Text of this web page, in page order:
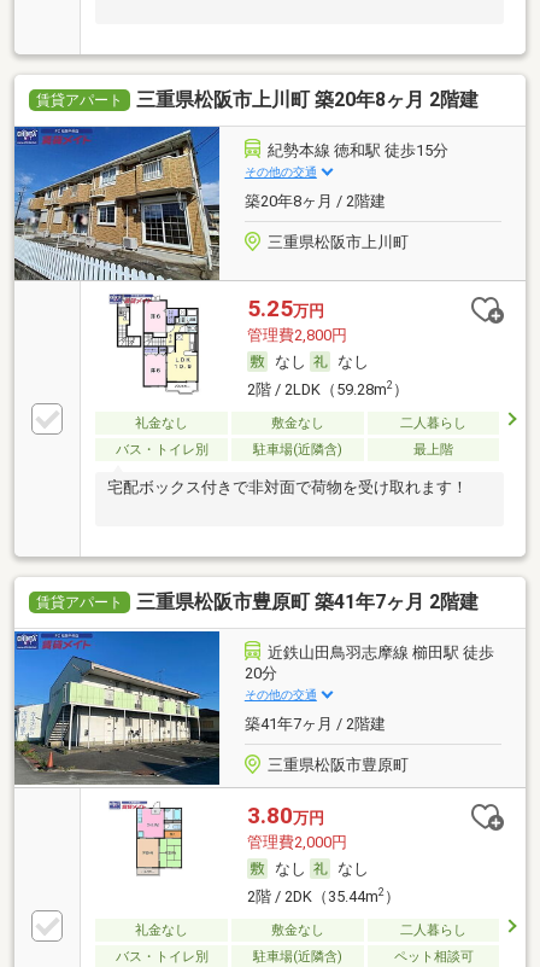
賃貸アパート 三重県松阪市上川町 築20年8ヶ月 2階建
紀勢本線 徳和駅 徒歩15分
その他の交通
築20年8ヶ月 / 2階建
三重県松阪市上川町
5.25万円
管理費2,800円
なし
なし
2階 / 2LDK（59.28m2）
礼金なし 敷金なし
二人暮らし
バス・トイレ別
駐車場(近隣含) 最上階
宅配ボックス付きで非対面で荷物を受け取れます！
賃貸アパート 三重県松阪市豊原町 築41年7ヶ月 2階建
近鉄山田鳥羽志摩線 櫛田駅 徒歩
20分
その他の交通
築41年7ヶ月 / 2階建
三重県松阪市豊原町
3.80万円
管理費2,000円
なし
なし
2階 / 2DK（35.44m2）
礼金なし 敷金なし
二人暮らし
バス・トイレ別
駐車場(近隣含) ペット相談可